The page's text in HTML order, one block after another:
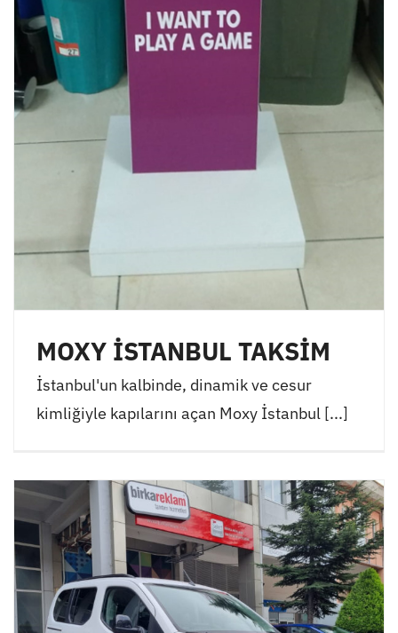
MOXY İSTANBUL TAKSİM
İstanbul'un kalbinde, dinamik ve cesur
kimliğiyle kapılarını açan Moxy İstanbul [...]